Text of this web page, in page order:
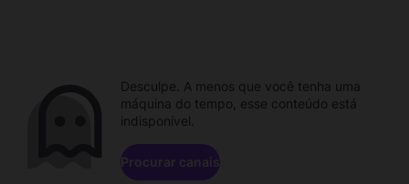
Desculpe. A menos que você tenha uma
máquina do tempo, esse conteúdo está
indisponível.
Procurar canais